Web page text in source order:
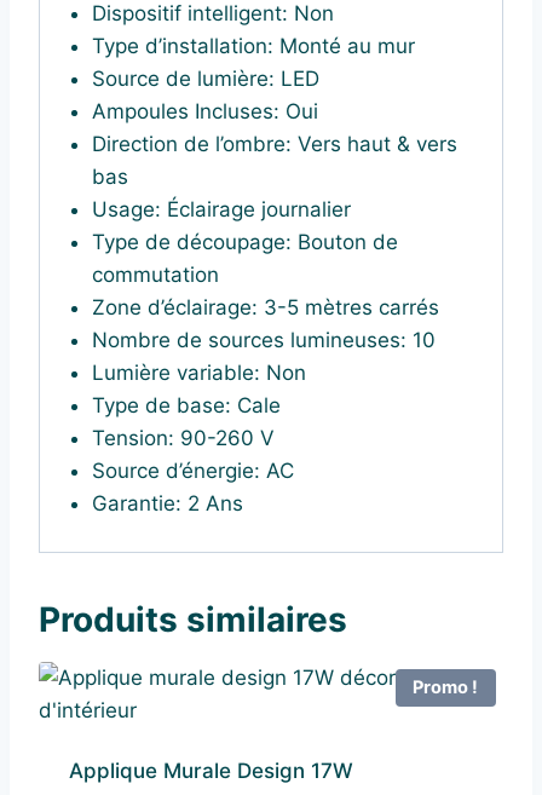
Dispositif intelligent: Non
Type d’installation: Monté au mur
Source de lumière: LED
Ampoules Incluses: Oui
Direction de l’ombre: Vers haut & vers
bas
Usage: Éclairage journalier
Type de découpage: Bouton de
commutation
Zone d’éclairage: 3-5 mètres carrés
Nombre de sources lumineuses: 10
Lumière variable: Non
Type de base: Cale
Tension: 90-260 V
Source d’énergie: AC
Garantie: 2 Ans
Produits similaires
Promo !
Applique Murale Design 17W